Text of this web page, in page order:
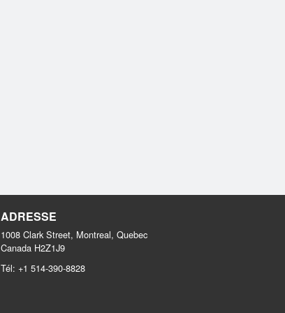
ADRESSE
1008 Clark Street, Montreal, Quebec
Canada H2Z1J9
Tél: +1 514-390-8828